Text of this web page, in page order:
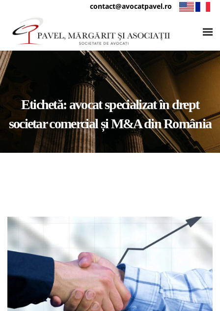
contact@avocatpavel.ro
Etichetă: avocat specializat în drept
societar comercial și M&A din România